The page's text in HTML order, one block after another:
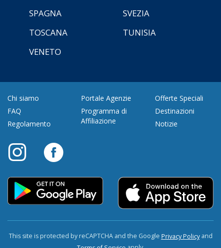
SPAGNA
SVEZIA
TOSCANA
TUNISIA
VENETO
Chi siamo
FAQ
Regolamento
Portale Agenzie
Programma di
Affiliazione
Offerte Speciali
Destinazioni
Notizie
This site is protected by reCAPTCHA and the Google Privacy Policyand